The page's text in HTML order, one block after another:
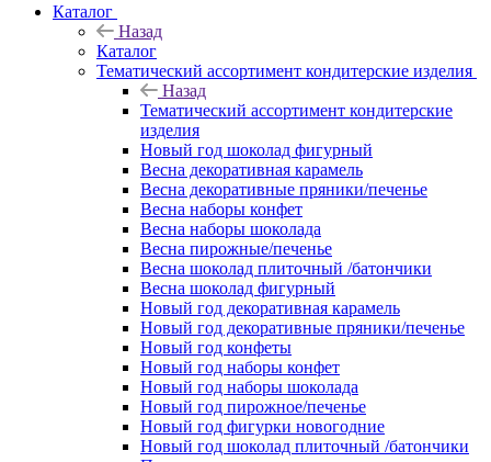
Каталог
Назад
Каталог
Тематический ассортимент кондитерские изделия
Назад
Тематический ассортимент кондитерские
изделия
Новый год шоколад фигурный
Весна декоративная карамель
Весна декоративные пряники/печенье
Весна наборы конфет
Весна наборы шоколада
Весна пирожные/печенье
Весна шоколад плиточный /батончики
Весна шоколад фигурный
Новый год декоративная карамель
Новый год декоративные пряники/печенье
Новый год конфеты
Новый год наборы конфет
Новый год наборы шоколада
Новый год пирожное/печенье
Новый год фигурки новогодние
Новый год шоколад плиточный /батончики